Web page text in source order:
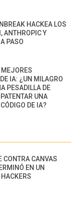
HACKEA LOS
ANTHROPIC Y
PASO
IA: ¿UN MILAGRO
PESADILLA DE
UNA
DE IA?
CONTRA CANVAS
EN UN